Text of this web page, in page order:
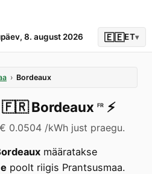
8. august 2026 🇪🇪ET▾
› Bordeaux
🇫🇷 Bordeaux FR ⚡️
0.0504 /kWh just praegu.
määratakse
poolt riigis Prantsusmaa.